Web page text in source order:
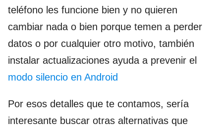
teléfono les funcione bien y no quieren
cambiar nada o bien porque temen a perder
datos o por cualquier otro motivo, también
instalar actualizaciones ayuda a prevenir el
modo silencio en Android
Por esos detalles que te contamos, sería
interesante buscar otras alternativas que